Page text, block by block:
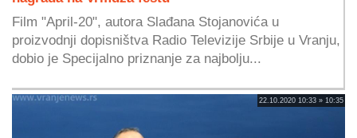
Film "April-20", autora Slađana Stojanovića u
proizvodnji dopisništva Radio Televizije Srbije u Vranju,
dobio je Specijalno priznanje za najbolju...
22.10.2020 10:33 » 10:35